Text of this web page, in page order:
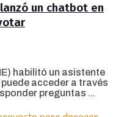
un chatbot en
habilitó un asistente
acceder a través
preguntas ...